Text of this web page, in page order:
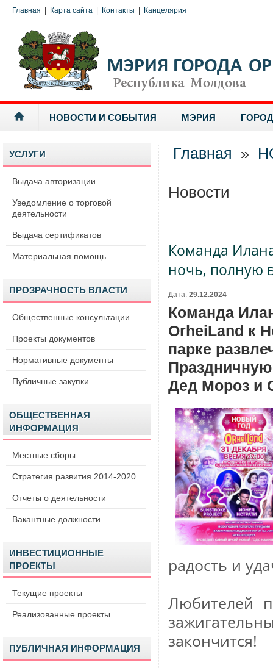
Главная Карта сайта Контакты Канцелярия
НОВОСТИ И СОБЫТИЯ МЭРИЯ
УСЛУГИ
Выдача авторизации
Уведомление о торговой
деятельности
Выдача сертификатов
Материальная помощь
ПРОЗРАЧНОСТЬ ВЛАСТИ
Общественные консультации
Проекты документов
Нормативные документы
Публичные закупки
ОБЩЕСТВЕННАЯ
ИНФОРМАЦИЯ
Местные сборы
Стратегия развития 2014-2020
Отчеты о деятельности
Вакантные должности
ИНВЕСТИЦИОННЫЕ
ПРОЕКТЫ
Текущие проекты
Реализованные проекты
ПУБЛИЧНАЯ ИНФОРМАЦИЯ
Главная »
Новости
Команда
ночь, полную
Дата: 29.12.2024
Команда
OrheiLand к
парке
Праздничную
Дед Мороз и
радость и
Любителей
закончится!